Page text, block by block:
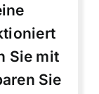
Sie mit
Sie